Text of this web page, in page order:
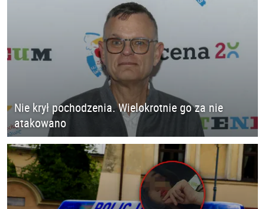
Nie krył pochodzenia. Wielokrotnie go za nie
atakowano